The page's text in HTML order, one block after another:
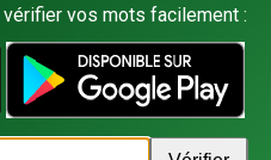
vos mots facilement :